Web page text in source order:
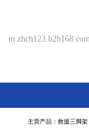
m.zhch123.b2b168.com
主营产品：救援三脚